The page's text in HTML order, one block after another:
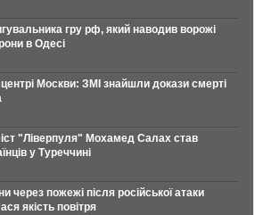
гру рф, який наводив ворожі
в Одесі
Москви: ЗМІ знайшли докази смерті
"Ліверпуля" Мохамед Салах став
у Туреччині
через пожежі після російської атаки
якість повітря